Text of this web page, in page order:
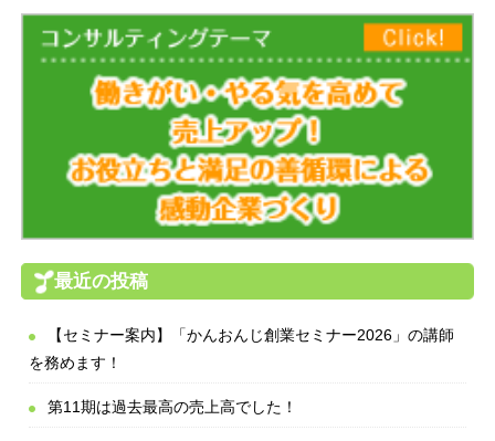
最近の投稿
【セミナー案内】「かんおんじ創業セミナー2026」の講師
を務めます！
第11期は過去最高の売上高でした！